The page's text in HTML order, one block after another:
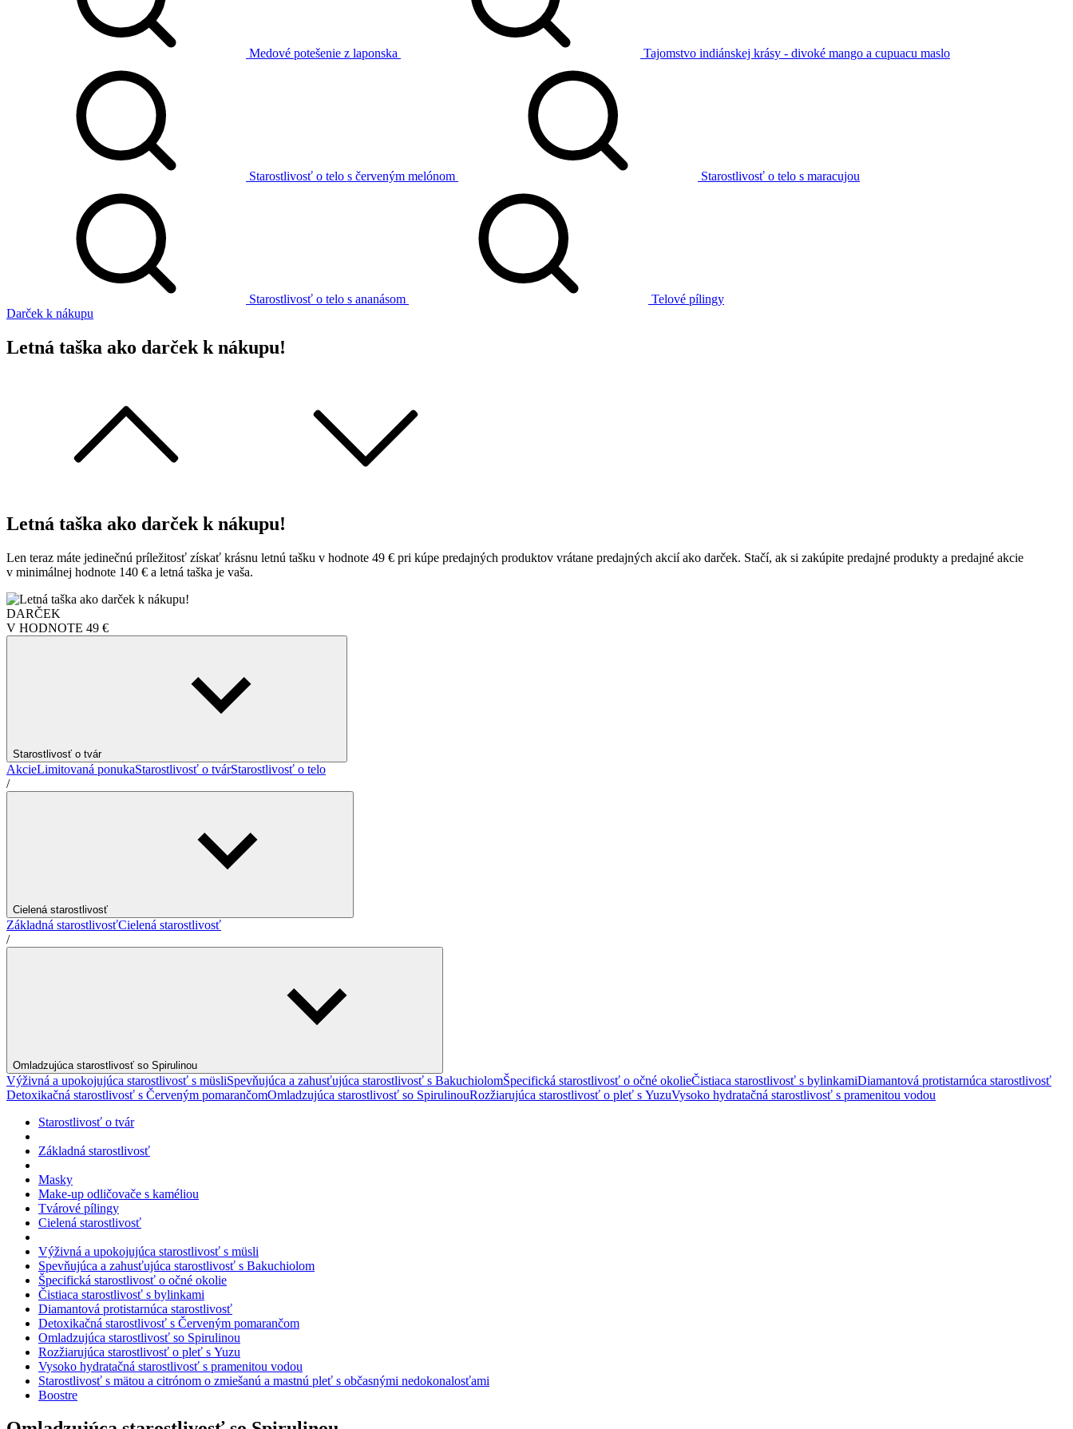
Medové potešenie z laponska Tajomstvo indiánskej krásy - divoké mango a cupuacu maslo
Starostlivosť o telo s červeným melónom Starostlivosť o telo s maracujou
Starostlivosť o telo s ananásom
Telové pílingy
Darček k nákupu
Letná taška ako darček k nákupu!
Letná taška ako darček k nákupu!
Len teraz máte jedinečnú príležitosť získať krásnu letnú tašku v hodnote 49 € pri kúpe predajných produktov vrátane predajných akcií ako darček. Stačí, ak si zakúpite predajné produkty a predajné akcie
v minimálnej hodnote 140 € a letná taška je vaša.
DARČEK
V HODNOTE 49 €
Starostlivosť o tvár
AkcieLimitovaná ponukaStarostlivosť o tvárStarostlivosť o telo
/
Cielená starostlivosť
Základná starostlivosťCielená starostlivosť
/
Omladzujúca starostlivosť so Spirulinou
Výživná a upokojujúca starostlivosť s müsliSpevňujúca a zahusťujúca starostlivosť s BakuchiolomŠpecifická starostlivosť o očné okolieČistiaca starostlivosť s bylinkamiDiamantová protistarnúca starostlivosť
Detoxikačná starostlivosť s Červeným pomarančomOmladzujúca starostlivosť so SpirulinouRozžiarujúca starostlivosť o pleť s YuzuVysoko hydratačná starostlivosť s pramenitou vodou
Starostlivosť o tvár
Základná starostlivosť
Masky
Make-up odličovače s kaméliou
Tvárové pílingy
Cielená starostlivosť
Výživná a upokojujúca starostlivosť s müsli
Spevňujúca a zahusťujúca starostlivosť s Bakuchiolom
Špecifická starostlivosť o očné okolie
Čistiaca starostlivosť s bylinkami
Diamantová protistarnúca starostlivosť
Detoxikačná starostlivosť s Červeným pomarančom
Omladzujúca starostlivosť so Spirulinou
Rozžiarujúca starostlivosť o pleť s Yuzu
Vysoko hydratačná starostlivosť s pramenitou vodou
Starostlivosť s mätou a citrónom o zmiešanú a mastnú pleť s občasnými nedokonalosťami
Boostre